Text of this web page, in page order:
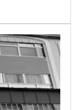
柯文哲表示，